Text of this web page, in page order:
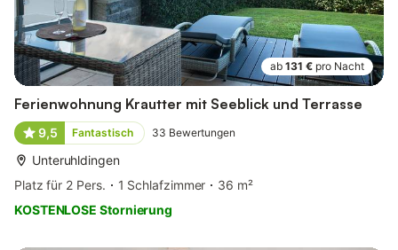
ab 131 € pro Nacht
Ferienwohnung Krautter mit Seeblick und Terrasse
9,5 Fantastisch 33 Bewertungen
Unteruhldingen
Platz für 2 Pers.
1 Schlafzimmer
36 m²
KOSTENLOSE Stornierung